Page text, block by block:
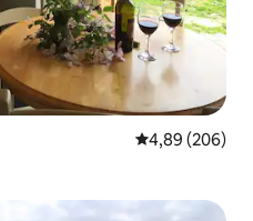
Évaluation
4,89 (206)